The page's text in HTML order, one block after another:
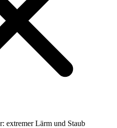
extremer Lärm und Staub